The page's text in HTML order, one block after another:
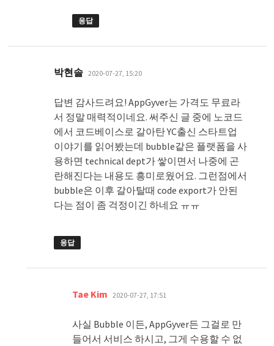
응답
박현솔 댓
글:
2020-07-27, 15:20
답변 감사드려요! AppGyver는 가격도 무료라
서 정말 매력적이네요. 써주신 글 중에 노코드
에서 코드베이스로 갈아탄 YC출신 스타트업
이야기를 읽어봤는데 bubble같은 플랫폼을 사
용하면 technical dept가 쌓이면서 나중에 곤
란해진다는 내용도 흥미로웠어요. 그런점에서
bubble은 이후 갈아탈때 code export가 안된
다는 점이 좀 걱정이긴 하네요 ㅠㅠ
응답
Tae Kim 댓
글:
2020-07-27, 17:51
사실 Bubble 이든, AppGyver든 그걸로 만
들어서 서비스 하시고, 그게 수용할 수 없